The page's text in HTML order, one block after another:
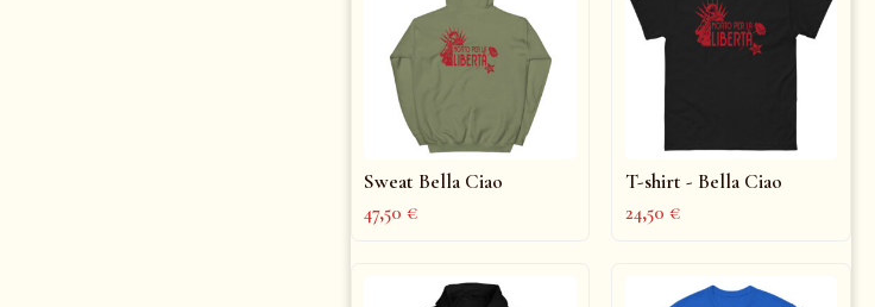
Sweat Bella Ciao
47,50€
T-shirt - Bella Ciao
24,50€